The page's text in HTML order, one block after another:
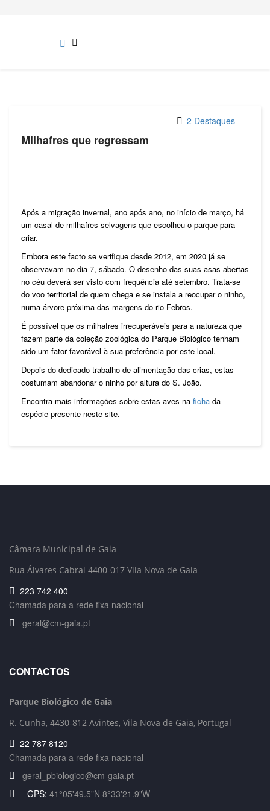
2 Destaques
Milhafres que regressam
Após a migração invernal, ano após ano, no início de março, há
um casal de milhafres selvagens que escolheu o parque para
criar.
Embora este facto se verifique desde 2012, em 2020 já se
observavam no dia 7, sábado. O desenho das suas asas abertas
no céu deverá ser visto com frequência até setembro. Trata-se
do voo territorial de quem chega e se instala a reocupar o ninho,
numa árvore próxima das margens do rio Febros.
É possível que os milhafres irrecuperáveis para a natureza que
fazem parte da coleção zoológica do Parque Biológico tenham
sido um fator favorável à sua preferência por este local.
Depois do dedicado trabalho de alimentação das crias, estas
costumam abandonar o ninho por altura do S. João.
Encontra mais informações sobre estas aves na ficha da
espécie presente neste site.
Câmara Municipal de Gaia
Rua Álvares Cabral 4400-017 Vila Nova de Gaia
223 742 400
Chamada para a rede fixa nacional
geral@cm-gaia.pt
CONTACTOS
Parque Biológico de Gaia
R. Cunha, 4430-812 Avintes, Vila Nova de Gaia, Portugal
22 787 8120
Chamada para a rede fixa nacional
geral_pbiologico@cm-gaia.pt
GPS: 41°05'49.5"N 8°33'21.9"W